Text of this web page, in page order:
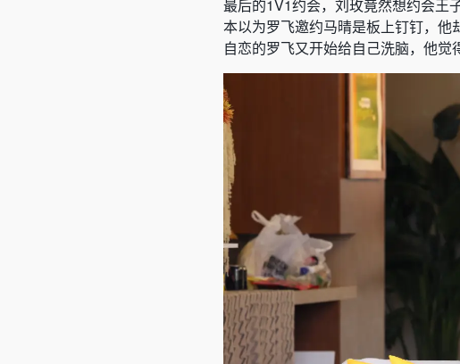
最后的1V1约会，刘玫竟然想约会王
本以为罗飞邀约马晴是板上钉钉，他
自恋的罗飞又开始给自己洗脑，他觉